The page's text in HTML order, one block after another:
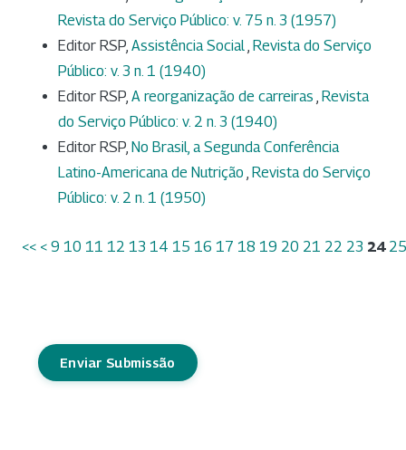
Revista do Serviço Público: v. 75 n. 3 (1957)
Editor RSP, Assistência Social, Revista do Serviço
Público: v. 3 n. 1 (1940)
Editor RSP, A reorganização de carreiras , Revista
do Serviço Público: v. 2 n. 3 (1940)
Editor RSP, No Brasil, a Segunda Conferência
Latino-Americana de Nutrição , Revista do Serviço
Público: v. 2 n. 1 (1950)
<< < 9 10 11 12 13 14 15 16 17 18 19 20 21 22 23 24 25
Enviar Submissão